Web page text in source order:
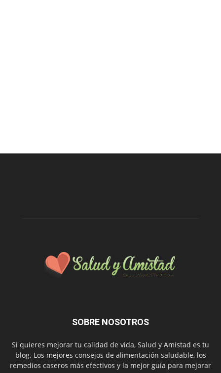
SOBRE NOSOTROS
Si quieres mejorar tu calidad de vida, Salud y Amistad es tu
blog. Los mejores consejos de alimentación saludable, los
remedios caseros más efectivos y la mejor guía para mejorar